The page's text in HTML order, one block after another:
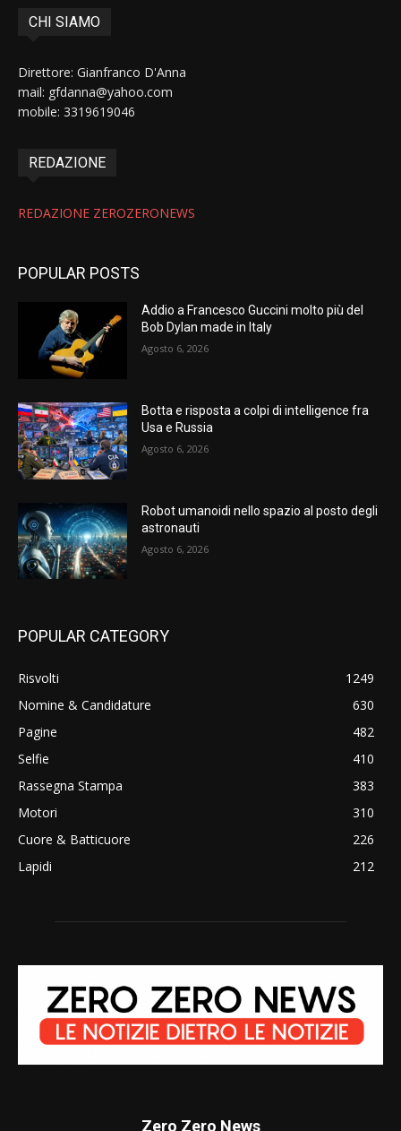
CHI SIAMO
Direttore: Gianfranco D'Anna
mail: gfdanna@yahoo.com
mobile: 3319619046
REDAZIONE
REDAZIONE ZEROZERONEWS
POPULAR POSTS
Addio a Francesco Guccini molto più del
Bob Dylan made in Italy
Agosto 6, 2026
Botta e risposta a colpi di intelligence fra
Usa e Russia
Agosto 6, 2026
Robot umanoidi nello spazio al posto degli
astronauti
Agosto 6, 2026
POPULAR CATEGORY
Risvolti
1249
Nomine & Candidature
630
Pagine
482
Selfie
410
Rassegna Stampa
383
Motori
310
Cuore & Batticuore
226
Lapidi
212
Zero Zero News